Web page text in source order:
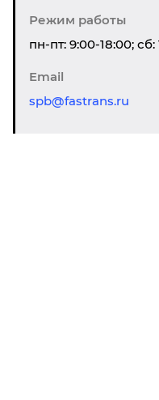
Режим работы
пн-пт: 9:00-18:00; сб:
Email
spb@fastrans.ru